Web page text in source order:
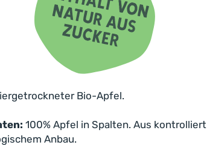
Bio-Apfel.
100% Apfel in Spalten. Aus kontrolliert
Anbau.